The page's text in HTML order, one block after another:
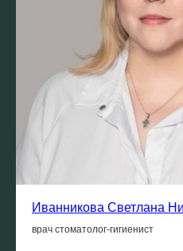
Иванникова Светлана
врач стоматолог-гигиенист